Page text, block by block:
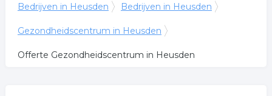
Bedrijven in Heusden Bedrijven in Heusden
Gezondheidscentrum in Heusden
Offerte Gezondheidscentrum in Heusden